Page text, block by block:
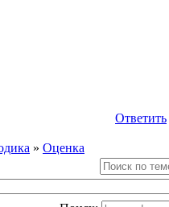
Ответить
» Оценка